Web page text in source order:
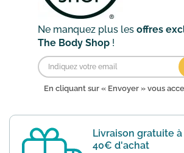
Ne manquez plus les offres
The Body Shop !
En cliquant sur « Envoyer » vous
Livraison gratuite
40€ d'achat